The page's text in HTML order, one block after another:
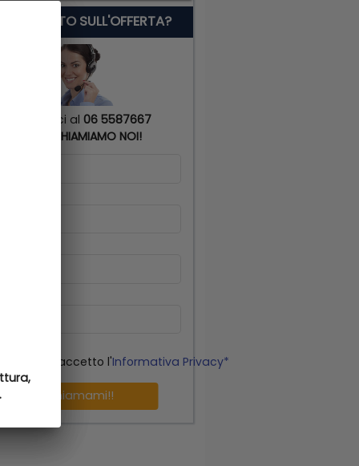
SERVE AIUTO SULL'OFFERTA?
Chiamaci al 06 5587667
TI RICHIAMIAMO NOI!
Ho letto ed accetto l'Informativa Privacy*
Richiamami!!